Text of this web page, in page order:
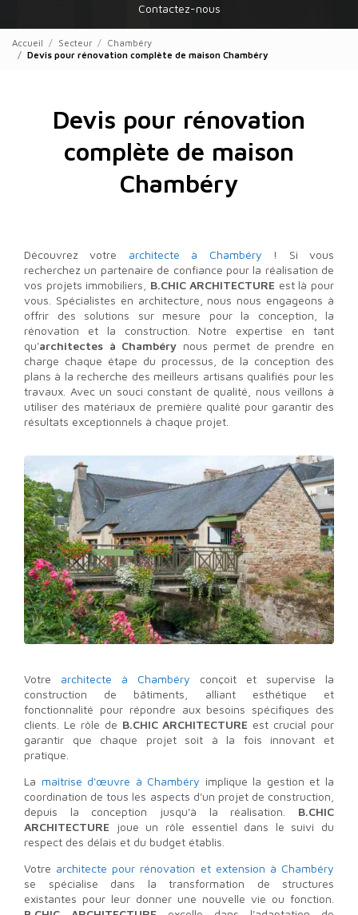
Contactez-nous
Accueil Secteur
Chambéry
Devis pour rénovation complète de maison Chambéry
Devis pour rénovation
complète de maison
Chambéry
Découvrez votre architecte à Chambéry ! Si vous
recherchez un partenaire de confiance pour la réalisation de
vos projets immobiliers, B.CHIC ARCHITECTURE est là pour
vous. Spécialistes en architecture, nous nous engageons à
offrir des solutions sur mesure pour la conception, la
rénovation et la construction. Notre expertise en tant
qu'architectes à Chambéry nous permet de prendre en
charge chaque étape du processus, de la conception des
plans à la recherche des meilleurs artisans qualifiés pour les
travaux. Avec un souci constant de qualité, nous veillons à
utiliser des matériaux de première qualité pour garantir des
résultats exceptionnels à chaque projet.
Votre architecte à Chambéry conçoit et supervise la
construction de bâtiments, alliant esthétique et
fonctionnalité pour répondre aux besoins spécifiques des
clients. Le rôle de B.CHIC ARCHITECTURE est crucial pour
garantir que chaque projet soit à la fois innovant et
pratique.
La maîtrise d'œuvre à Chambéry implique la gestion et la
coordination de tous les aspects d'un projet de construction,
depuis la conception jusqu'à la réalisation. B.CHIC
ARCHITECTURE joue un rôle essentiel dans le suivi du
respect des délais et du budget établis.
Votre architecte pour rénovation et extension à Chambéry
se spécialise dans la transformation de structures
existantes pour leur donner une nouvelle vie ou fonction.